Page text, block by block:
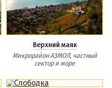
Верхний маяк
Микрорайон АЗМОЛ, частный
сектор и море